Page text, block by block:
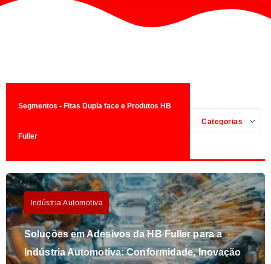
Segmentos - Fitas Dupla face e Produtos HB
Fuller
Categorias
Indústria Automotiva
Soluções em Adesivos da HB Fuller para a
Indústria Automotiva: Conformidade, Inovação